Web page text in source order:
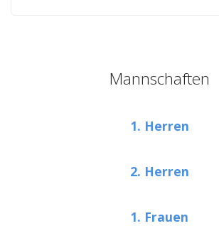
Mannschaften
1. Herren
2. Herren
1. Frauen